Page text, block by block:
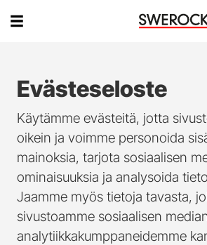
Evästeseloste
Käytämme evästeitä, jotta
oikein ja voimme personoida
mainoksia, tarjota sosiaalisen
ominaisuuksia ja analysoida
Jaamme myös tietoja tavasta,
sivustoamme sosiaalisen
analytiikkakumppaneidemme